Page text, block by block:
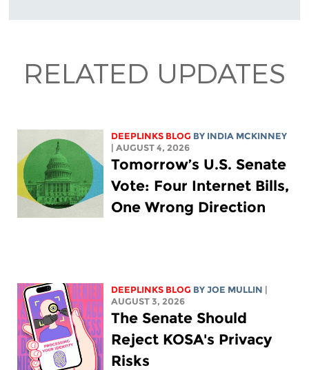
RELATED UPDATES
DEEPLINKS BLOG BY INDIA MCKINNEY
| AUGUST 4, 2026
Tomorrow’s U.S. Senate
Vote: Four Internet Bills,
One Wrong Direction
DEEPLINKS BLOG BYJOE MULLIN |
AUGUST 3, 2026
The Senate Should
Reject KOSA's Privacy
Risks